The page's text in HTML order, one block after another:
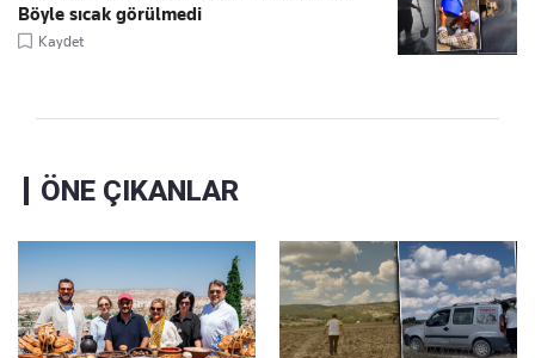
Böyle sıcak görülmedi
Kaydet
ÖNE ÇIKANLAR